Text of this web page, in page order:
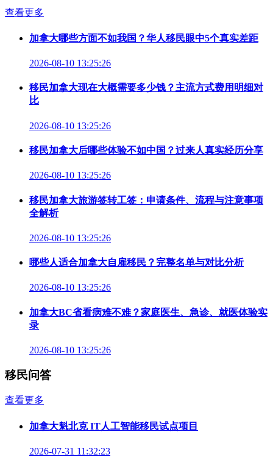
查看更多
加拿大哪些方面不如我国？华人移民眼中5个真实差距
2026-08-10 13:25:26
移民加拿大现在大概需要多少钱？主流方式费用明细对
比
2026-08-10 13:25:26
移民加拿大后哪些体验不如中国？过来人真实经历分享
2026-08-10 13:25:26
移民加拿大旅游签转工签：申请条件、流程与注意事项
全解析
2026-08-10 13:25:26
哪些人适合加拿大自雇移民？完整名单与对比分析
2026-08-10 13:25:26
加拿大BC省看病难不难？家庭医生、急诊、就医体验实
录
2026-08-10 13:25:26
移民问答
查看更多
加拿大魁北克 IT人工智能移民试点项目
2026-07-31 11:32:23